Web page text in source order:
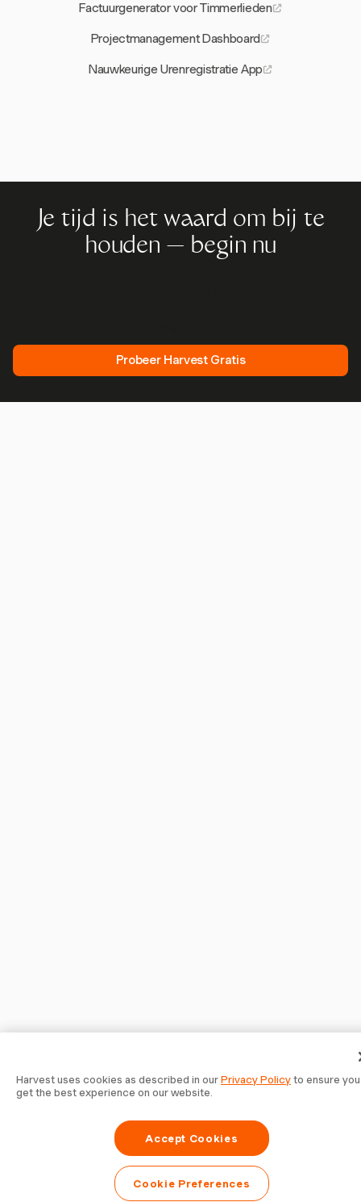
Factuurgenerator voor Timmerlieden
Projectmanagement Dashboard
Nauwkeurige Urenregistratie App
Je tijd is het waard om bij te
houden — begin nu
Probeer Harvest Gratis
Harvest uses cookies as described in ourPrivacy Policyto ensure you
get the best experience on our website.
Accept Cookies
Cookie Preferences